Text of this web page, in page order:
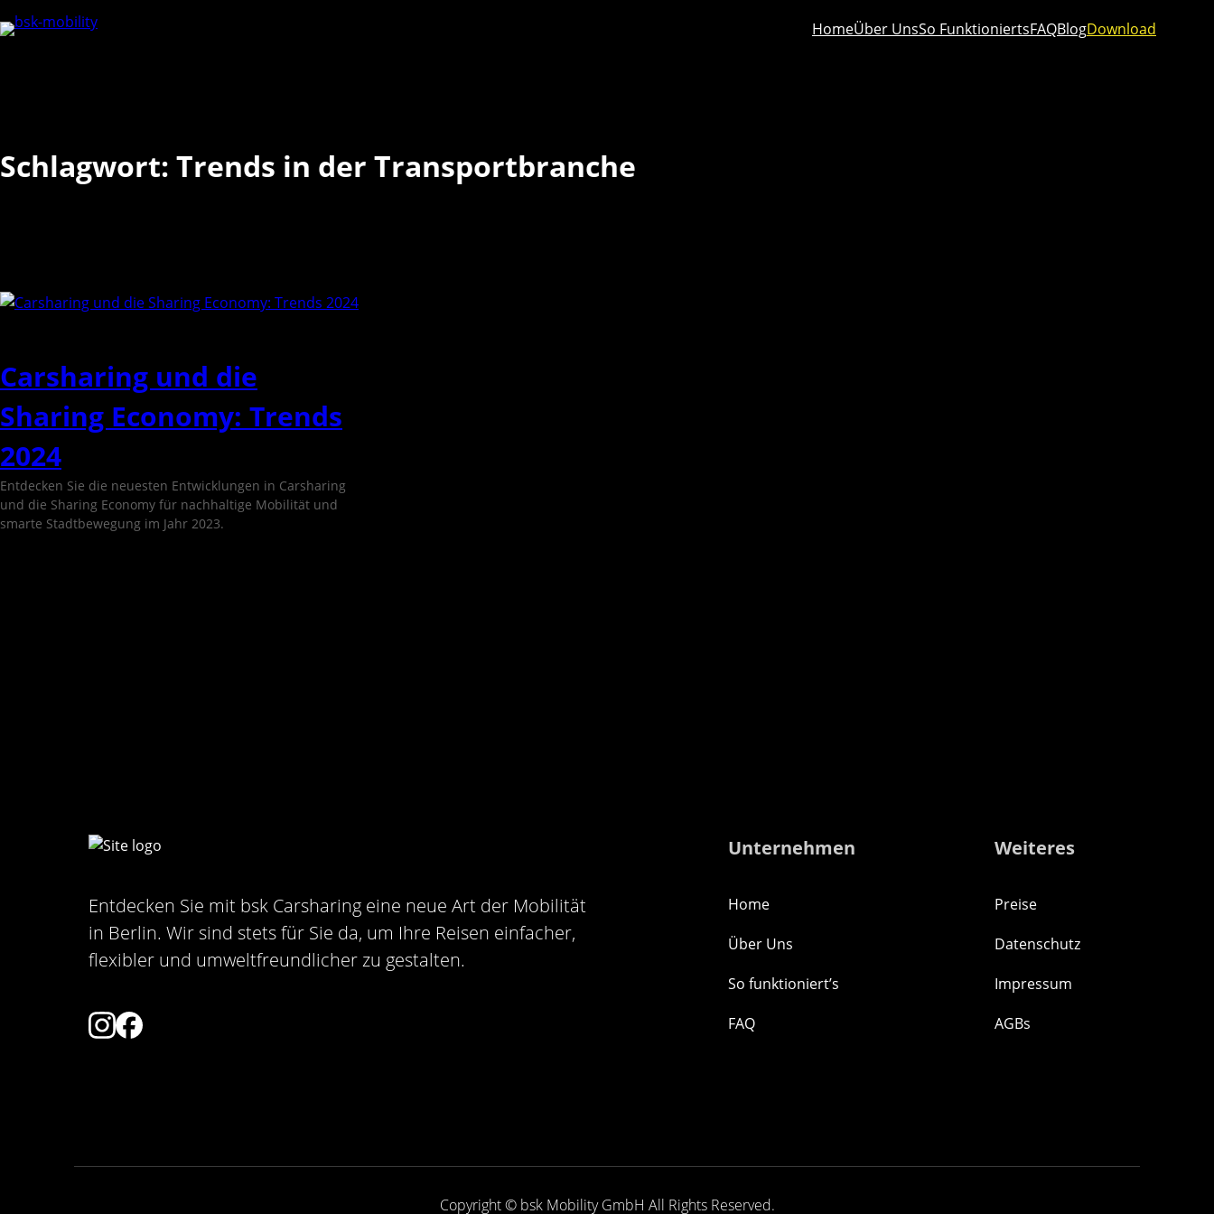
zum
HomeÜber UnsSo FunktioniertsFAQBlogDownload
Schlagwort: Trends in der Transportbranche
Carsharing und die
Sharing Economy: Trends
2024
Entdecken Sie die neuesten Entwicklungen in Carsharing
und die Sharing Economy für nachhaltige Mobilität und
smarte Stadtbewegung im Jahr 2023.
Entdecken Sie mit bsk Carsharing eine neue Art der Mobilität
in Berlin. Wir sind stets für Sie da, um Ihre Reisen einfacher,
flexibler und umweltfreundlicher zu gestalten.
Unternehmen
Home
Über Uns
So funktioniert’s
FAQ
Weiteres
Preise
Datenschutz
Impressum
AGBs
Copyright © bsk Mobility GmbH All Rights Reserved.